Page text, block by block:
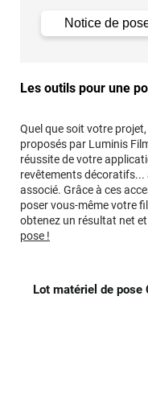
Notice de
Les outils pour une
Quel que soit votre
proposés par Luminis
réussite de votre
revêtements
associé. Grâce à ces
poser vous-même votre
obtenez un résultat net
pose !
Lot matériel de pose